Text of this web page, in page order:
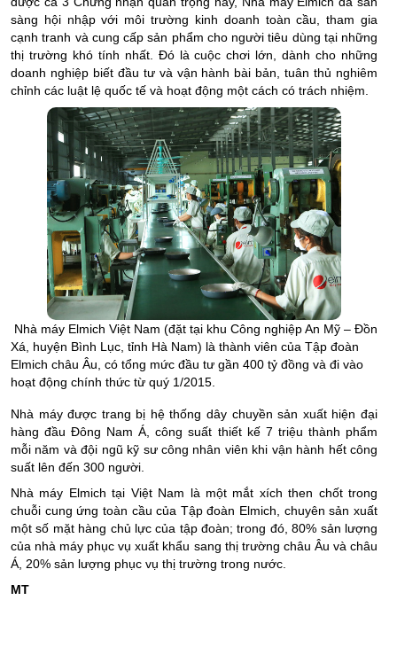
sàng hội nhập với môi trường kinh doanh toàn cầu, tham gia
cạnh tranh và cung cấp sản phẩm cho người tiêu dùng tại những
thị trường khó tính nhất. Đó là cuộc chơi lớn, dành cho những
doanh nghiệp biết đầu tư và vận hành bài bản, tuân thủ nghiêm
chỉnh các luật lệ quốc tế và hoạt động một cách có trách nhiệm.
Nhà máy Elmich Việt Nam (đặt tại khu Công nghiệp An Mỹ – Đồn
Xá, huyện Bình Lục, tỉnh Hà Nam) là thành viên của Tập đoàn
Elmich châu Âu, có tổng mức đầu tư gần 400 tỷ đồng và đi vào
hoạt động chính thức từ quý 1/2015.
Nhà máy được trang bị hệ thống dây chuyền sản xuất hiện đại
hàng đầu Đông Nam Á, công suất thiết kế 7 triệu thành phẩm
mỗi năm và đội ngũ kỹ sư công nhân viên khi vận hành hết công
suất lên đến 300 người.
Nhà máy Elmich tại Việt Nam là một mắt xích then chốt trong
chuỗi cung ứng toàn cầu của Tập đoàn Elmich, chuyên sản xuất
một số mặt hàng chủ lực của tập đoàn; trong đó, 80% sản lượng
của nhà máy phục vụ xuất khẩu sang thị trường châu Âu và châu
Á, 20% sản lượng phục vụ thị trường trong nước.
MT